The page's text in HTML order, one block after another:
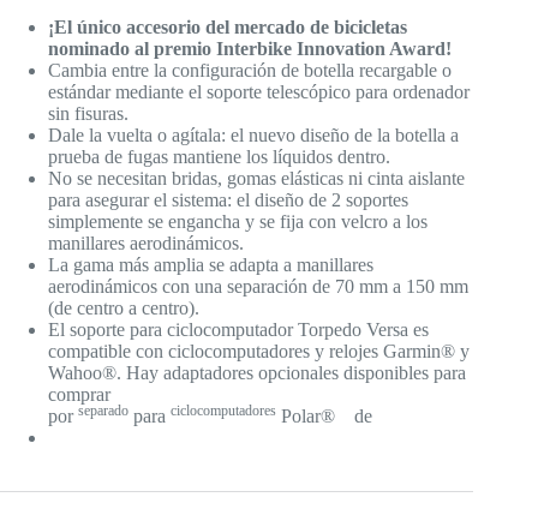
¡El único accesorio del mercado de bicicletas
nominado al premio Interbike Innovation Award!
Cambia entre la configuración de botella recargable o
estándar mediante el soporte telescópico para ordenador
sin fisuras.
Dale la vuelta o agítala: el nuevo diseño de la botella a
prueba de fugas mantiene los líquidos dentro.
No se necesitan bridas, gomas elásticas ni cinta aislante
para asegurar el sistema: el diseño de 2 soportes
simplemente se engancha y se fija con velcro a los
manillares aerodinámicos.
La gama más amplia se adapta a manillares
aerodinámicos con una separación de 70 mm a 150 mm
(de centro a centro).
El soporte para ciclocomputador Torpedo Versa es
compatible con ciclocomputadores y relojes Garmin® y
Wahoo®. Hay adaptadores opcionales disponibles para
comprar
por separado para ciclocomputadores Polar® de